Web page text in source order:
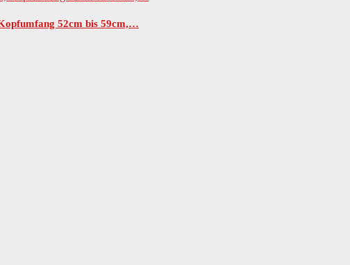
52cm bis 59cm,…